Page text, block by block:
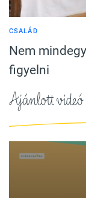
CSALÁD
Nem
figyelni
Ajánlott videó